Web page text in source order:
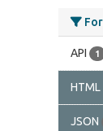
API 1
HTML
JSON